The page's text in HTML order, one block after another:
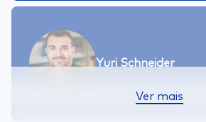
Yuri Schneider
Ver mais